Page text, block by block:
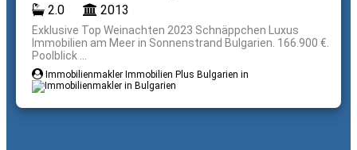
2.0
2013
Exklusive Top Weinachten 2023 Schnäppchen Luxus
Immobilien am Meer in Sonnenstrand Bulgarien. 166.900 €.
Poolblick ...
Immobilienmakler Immobilien Plus Bulgarien in